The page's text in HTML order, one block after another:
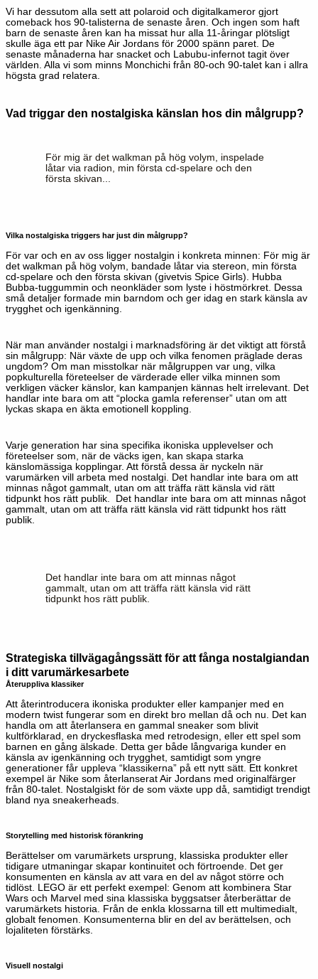
Vi har dessutom alla sett att polaroid och digitalkameror gjort
comeback hos 90-talisterna de senaste åren. Och ingen som haft
barn de senaste åren kan ha missat hur alla 11-åringar plötsligt
skulle äga ett par Nike Air Jordans för 2000 spänn paret. De
senaste månaderna har snacket och Labubu-infernot tagit över
världen. Alla vi som minns Monchichi från 80-och 90-talet kan i allra
högsta grad relatera.
Vad triggar den nostalgiska känslan hos din målgrupp?
För mig är det walkman på hög volym, inspelade
låtar via radion, min första cd-spelare och den
första skivan...
Vilka nostalgiska triggers har just din målgrupp?
För var och en av oss ligger nostalgin i konkreta minnen: För mig är
det walkman på hög volym, bandade låtar via stereon, min första
cd-spelare och den första skivan (givetvis Spice Girls). Hubba
Bubba-tuggummin och neonkläder som lyste i höstmörkret. Dessa
små detaljer formade min barndom och ger idag en stark känsla av
trygghet och igenkänning.
När man använder nostalgi i marknadsföring är det viktigt att förstå
sin målgrupp: När växte de upp och vilka fenomen präglade deras
ungdom? Om man misstolkar när målgruppen var ung, vilka
popkulturella företeelser de värderade eller vilka minnen som
verkligen väcker känslor, kan kampanjen kännas helt irrelevant. Det
handlar inte bara om att “plocka gamla referenser” utan om att
lyckas skapa en äkta emotionell koppling.
Varje generation har sina specifika ikoniska upplevelser och
företeelser som, när de väcks igen, kan skapa starka
känslomässiga kopplingar. Att förstå dessa är nyckeln när
varumärken vill arbeta med nostalgi. Det handlar inte bara om att
minnas något gammalt, utan om att träffa rätt känsla vid rätt
tidpunkt hos rätt publik.
Det handlar inte bara om att minnas något
gammalt, utan om att träffa rätt känsla vid rätt tidpunkt hos rätt
publik.
Det handlar inte bara om att minnas något
gammalt, utan om att träffa rätt känsla vid rätt
tidpunkt hos rätt publik.
Strategiska tillvägagångssätt för att fånga nostalgiandan
i ditt varumärkesarbete
Återuppliva klassiker
Att återintroducera ikoniska produkter eller kampanjer med en
modern twist fungerar som en direkt bro mellan då och nu. Det kan
handla om att återlansera en gammal sneaker som blivit
kultförklarad, en dryckesflaska med retrodesign, eller ett spel som
barnen en gång älskade. Detta ger både långvariga kunder en
känsla av igenkänning och trygghet, samtidigt som yngre
generationer får uppleva “klassikerna” på ett nytt sätt. Ett konkret
exempel är Nike som återlanserat Air Jordans med originalfärger
från 80-talet. Nostalgiskt för de som växte upp då, samtidigt trendigt
bland nya sneakerheads.
Storytelling med historisk förankring
Berättelser om varumärkets ursprung, klassiska produkter eller
tidigare utmaningar skapar kontinuitet och förtroende. Det ger
konsumenten en känsla av att vara en del av något större och
tidlöst. LEGO är ett perfekt exempel: Genom att kombinera Star
Wars och Marvel med sina klassiska byggsatser återberättar de
varumärkets historia . Från de enkla klossarna till ett multimedial t
global t fenomen . Konsumenterna blir en del av berättelsen, och
lojaliteten förstärks.
Visuell nostalgi